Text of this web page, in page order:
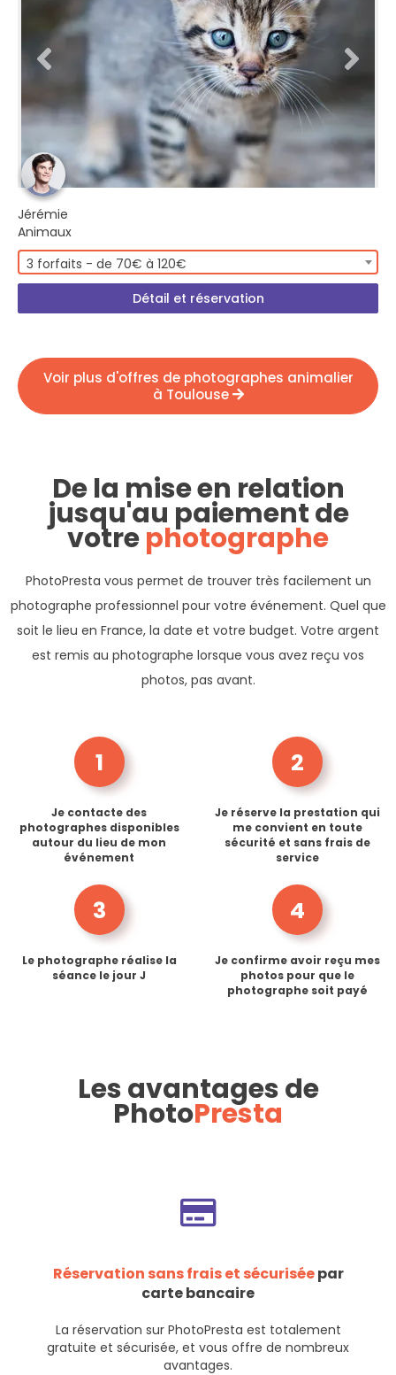
Jérémie
Animaux
3 forfaits - de 70€ à 120€
Détail et réservation
Voir plus d'offres de photographes animalier
à Toulouse
De la mise en relation
jusqu'au paiement de
votrephotographe
PhotoPresta vous permet de trouver très facilement un
photographe professionnel pour votre événement. Quel que
soit le lieu en France, la date et votre budget. Votre argent
est remis au photographe lorsque vous avez reçu vos
photos, pas avant.
1
Je contacte des
photographes disponibles
autour du lieu de mon
événement
2
Je réserve la prestation qui
me convient en toute
sécurité et sans frais de
service
3
Le photographe réalise la
séance le jour J
4
Je confirme avoir reçu mes
photos pour que le
photographe soit payé
Les avantages de
PhotoPresta
Réservation sans frais et sécuriséepar
carte bancaire
La réservation sur PhotoPresta est totalement
gratuite et sécurisée, et vous offre de nombreux
avantages.